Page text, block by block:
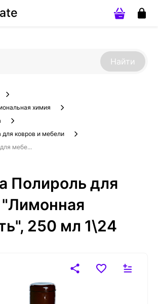
Найти
химия
ковров и мебели
мебе...
Полироль для
250 мл 1\24